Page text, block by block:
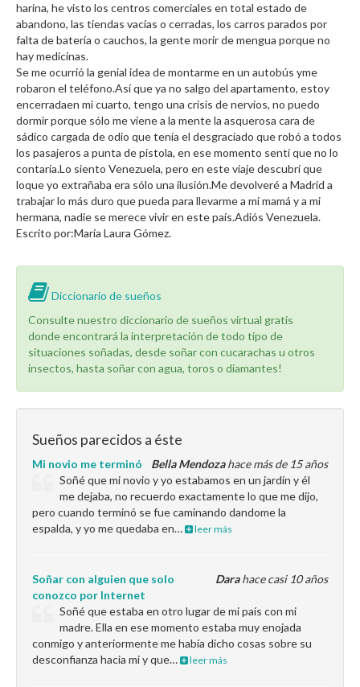
harina, he visto los centros comerciales en total estado de
abandono, las tiendas vacías o cerradas, los carros parados por
falta de batería o cauchos, la gente morir de mengua porque no
hay medicinas.
Se me ocurrió la genial idea de montarme en un autobús yme
robaron el teléfono.Así que ya no salgo del apartamento, estoy
encerradaen mi cuarto, tengo una crisis de nervios, no puedo
dormir porque sólo me viene a la mente la asquerosa cara de
sádico cargada de odio que tenía el desgraciado que robó a todos
los pasajeros a punta de pistola, en ese momento sentí que no lo
contaría.Lo siento Venezuela, pero en este viaje descubrí que
loque yo extrañaba era sólo una ilusión.Me devolveré a Madrid a
trabajar lo más duro que pueda para llevarme a mi mamá y a mi
hermana, nadie se merece vivir en este país.Adiós Venezuela.
Escrito por:María Laura Gómez.
Diccionario de sueños
Consulte nuestro diccionario de sueños virtual gratis
donde encontrará la interpretación de todo tipo de
situaciones soñadas, desde soñar con cucarachas u otros
insectos, hasta soñar con agua, toros o diamantes!
Sueños parecidos a éste
Bella Mendozahace más de 15 años
Mi novio me terminó
Soñé que mi novio y yo estabamos en un jardín y él
me dejaba, no recuerdo exactamente lo que me dijo,
pero cuando terminó se fue caminando dandome la
espalda, y yo me quedaba en…
leer más
Darahace casi 10 años
Soñar con alguien que solo
conozco por Internet
Soñé que estaba en otro lugar de mi país con mi
madre. Ella en ese momento estaba muy enojada
conmigo y anteriormente me había dicho cosas sobre su
desconfianza hacia mi y que…
leer más